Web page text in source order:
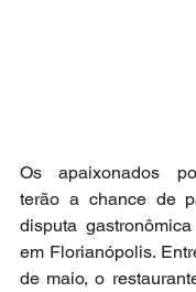
Os apaixonados
terão a chance de
disputa
em Florianópolis.
de maio, o